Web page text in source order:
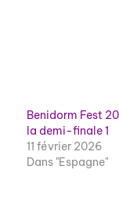
Benidorm Fest
la demi-finale 1
11 février 2026
Dans "Espagne"